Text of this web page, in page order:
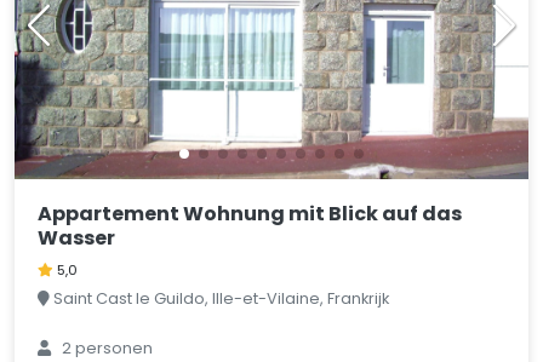
Appartement Wohnung mit Blick auf das
Wasser
5,0
Saint Cast le Guildo, Ille-et-Vilaine, Frankrijk
2 personen